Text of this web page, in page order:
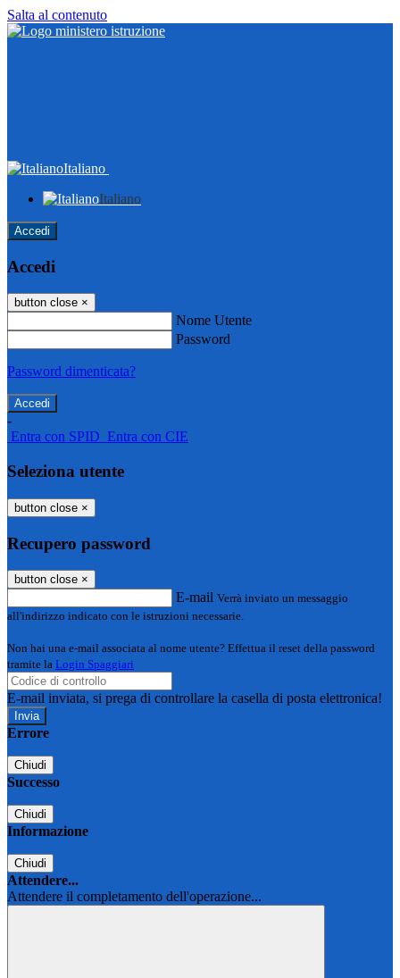
Salta al contenuto
Italiano
Italiano
Accedi
Accedi
button close ×
Nome Utente
Password
Password dimenticata?
-
Entra con SPID Entra con CIE
Seleziona utente
button close ×
Recupero password
button close ×
E-mail Verrà inviato un messaggio
all'indirizzo indicato con le istruzioni necessarie.
Non hai una e-mail associata al nome utente? Effettua il reset della password
tramite la Login Spaggiari
E-mail inviata, si prega di controllare la casella di posta elettronica!
Errore
Chiudi
Successo
Chiudi
Informazione
Chiudi
Attendere...
Attendere il completamento dell'operazione...